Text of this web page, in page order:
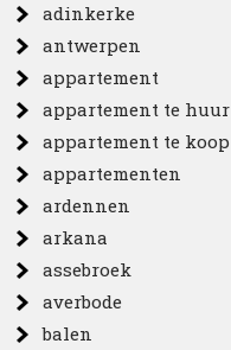
adinkerke
antwerpen
appartement
appartement te huur
appartement te koop
appartementen
ardennen
arkana
assebroek
averbode
balen